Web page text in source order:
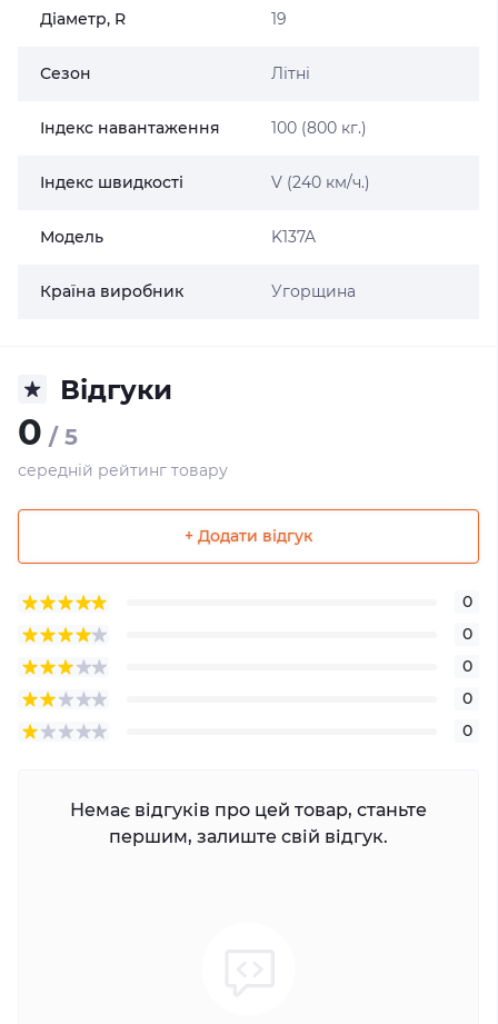
Діаметр, R 19
Сезон Літні
Індекс навантаження 100 (800 кг.)
Індекс швидкості V (240 км/ч.)
Модель K137A
Країна виробник Угорщина
Відгуки
0 / 5
середній рейтинг товару
+ Додати відгук
0
0
0
0
0
Немає відгуків про цей товар, станьте
першим, залиште свій відгук.